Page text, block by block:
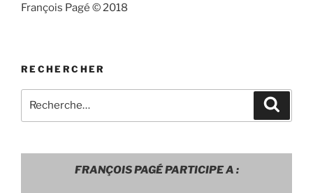
François Pagé © 2018
RECHERCHER
pour
FRANÇOIS PAGÉ PARTICIPE A :